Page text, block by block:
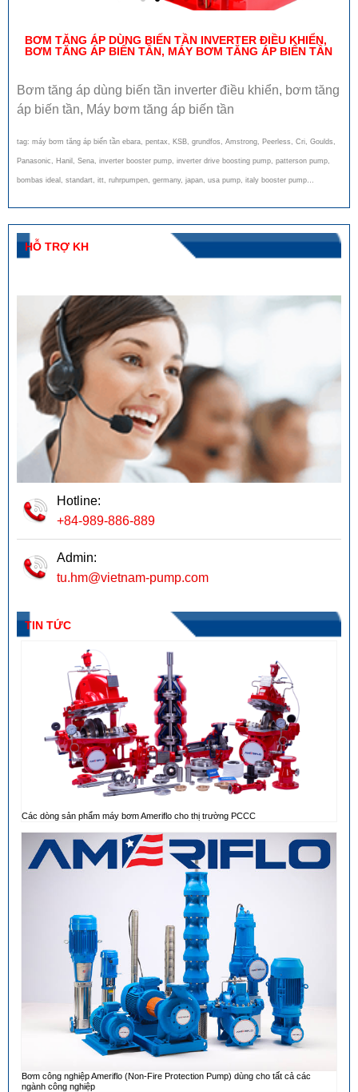
BƠM TĂNG ÁP DÙNG BIẾN TẦN INVERTER ĐIỀU KHIỂN,
BƠM TĂNG ÁP BIẾN TẦN, MÁY BƠM TĂNG ÁP BIẾN TẦN
Bơm tăng áp dùng biến tần inverter điều khiển, bơm tăng
áp biến tần, Máy bơm tăng áp biến tần
tag: máy bơm tăng áp biến tần ebara, pentax, KSB, grundfos, Amstrong, Peerless, Cri, Goulds,
Panasonic, Hanil, Sena, inverter booster pump, inverter drive boosting pump, patterson pump,
bombas ideal, standart, itt, ruhrpumpen, germany, japan, usa pump, italy booster pump…
HỖ TRỢ KH
Hotline:
+84-989-886-889
Admin:
tu.hm@vietnam-pump.com
TIN TỨC
Các dòng sản phẩm máy bơm Ameriflo cho thị trường PCCC
Bơm công nghiệp Ameriflo (Non-Fire Protection Pump) dùng cho tất cả các
ngành công nghiệp